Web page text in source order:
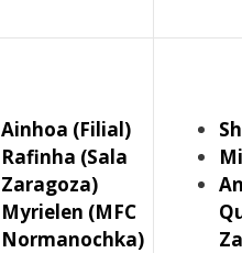
Ainhoa (Filial)
Rafinha (Sala
Zaragoza)
Myrielen (MFC
Normanochka)